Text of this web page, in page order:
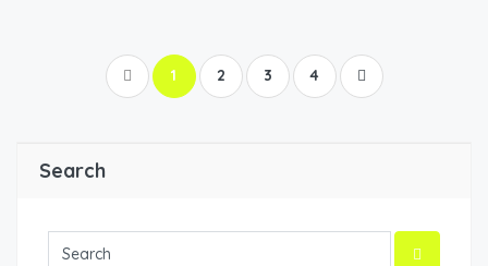
1 2 3 4
Search